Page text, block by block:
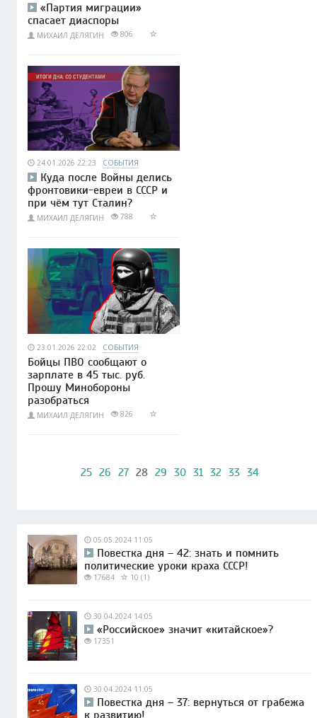
«Партия миграции»
спасает диаспоры
МИХАИЛ ДЕЛЯГИН 806
24.01.2026 22:23 СОБЫТИЯ
Куда после Войны делись
фронтовики-евреи в СССР и
при чём тут Сталин?
МИХАИЛ ДЕЛЯГИН 788
23.01.2026 22:02 СОБЫТИЯ
Бойцы ПВО сообщают о
зарплате в 45 тыс. руб.
Прошу Минобороны
разобраться
МИХАИЛ ДЕЛЯГИН 826
25 26 27 28 29 30 31 32 33 34
05.05.2024 11:05
Повестка дня – 42: знать и помнить
политические уроки краха СССР!
17684 10 (1)
30.04.2024 14:05
«Российское» значит «китайское»?
17351
30.04.2024 11:05
Повестка дня – 37: вернуться от грабежа
к развитию!